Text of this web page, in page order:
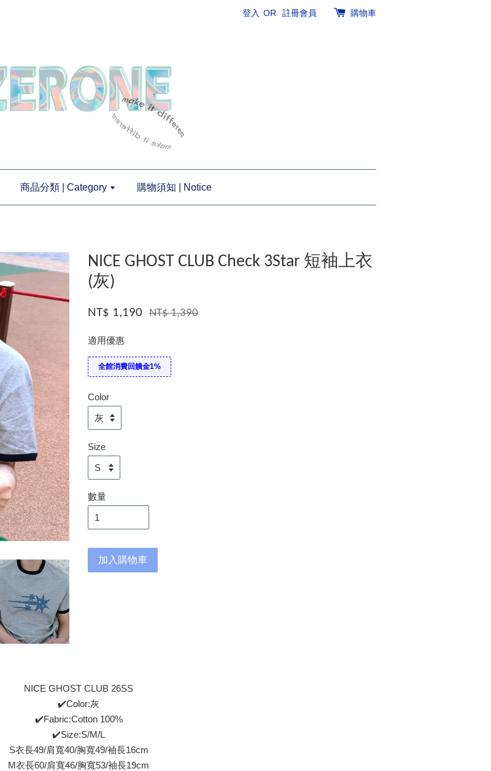
登入 OR 註冊會員 購物車
商品分類 | Category 購物須知 | Notice
NICE GHOST CLUB Check 3Star 短袖上衣
(灰)
NT$ 1,190 NT$ 1,390
適用優惠
全館消費回饋金1%
Color
Size
數量
加入購物車
NICE GHOST CLUB 26SS
✔️Color:灰
✔️Fabric:Cotton 100%
✔️Size:S/M/L
S衣長49/肩寬40/胸寬49/袖長16cm
M衣長60/肩寬46/胸寬53/袖長19cm